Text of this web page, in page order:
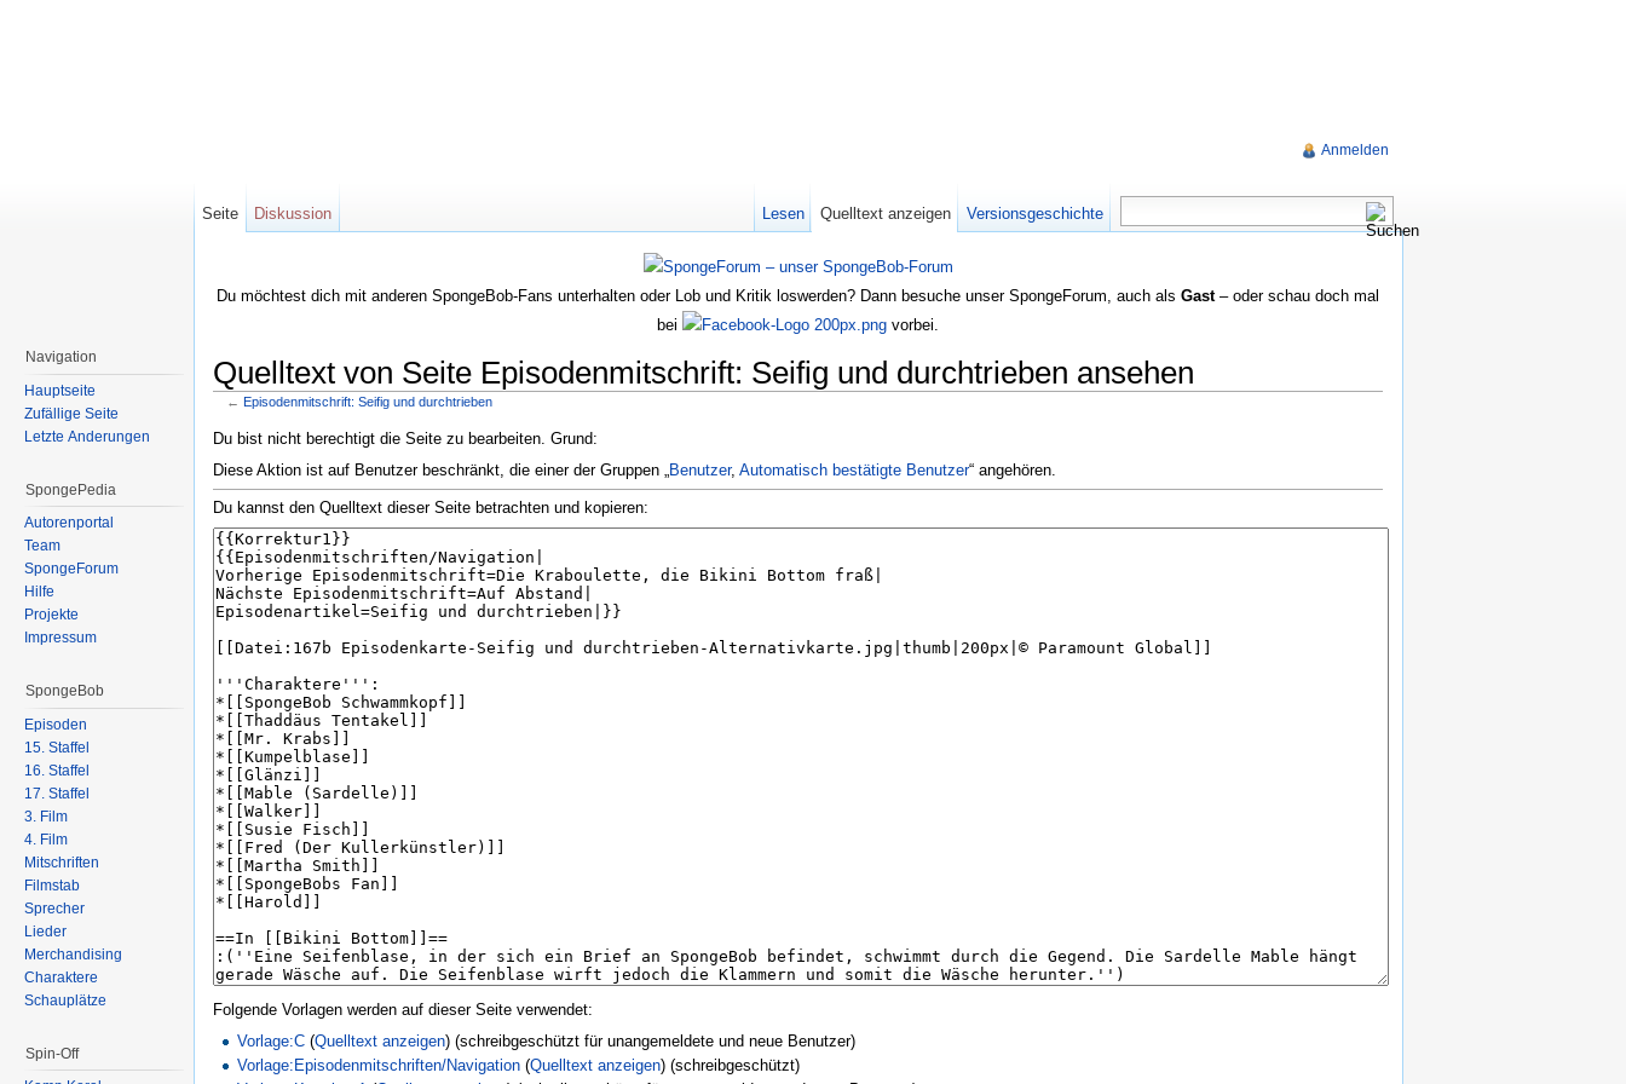
Du möchtest dich mit anderen SpongeBob-Fans unterhalten oder Lob und Kritik loswerden? Dann besuche unser SpongeForum, auch als Gast– oder schau doch mal
bei
vorbei.
Quelltext von Seite Episodenmitschrift: Seifig und durchtrieben ansehen
← Episodenmitschrift: Seifig und durchtrieben
Du bist nicht berechtigt die Seite zu bearbeiten. Grund:
Diese Aktion ist auf Benutzer beschränkt, die einer der Gruppen „
Benutzer, Automatisch bestätigte Benutzer“ angehören.
Du kannst den Quelltext dieser Seite betrachten und kopieren:
Folgende Vorlagen werden auf dieser Seite verwendet:
Vorlage:C (Quelltext anzeigen) (schreibgeschützt für unangemeldete und neue Benutzer)
Vorlage:Episodenmitschriften/Navigation (Quelltext anzeigen) (schreibgeschützt)
Anmelden
Seite Diskussion Lesen Quelltext anzeigen Versionsgeschichte
Navigation
Hauptseite
Zufällige Seite
Letzte Änderungen
SpongePedia
Autorenportal
Team
SpongeForum
Hilfe
Projekte
Impressum
SpongeBob
Episoden
15. Staffel
16. Staffel
17. Staffel
3. Film
4. Film
Mitschriften
Filmstab
Sprecher
Lieder
Merchandising
Charaktere
Schauplätze
Spin-Off